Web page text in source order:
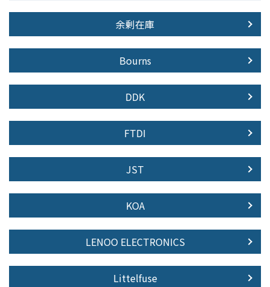
余剰在庫
Bourns
DDK
FTDI
JST
KOA
LENOO ELECTRONICS
Littelfuse